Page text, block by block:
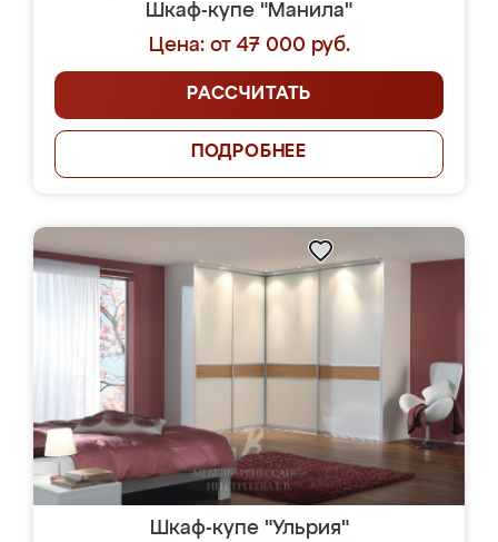
Шкаф-купе "Манила"
Цена: от 47 000 руб.
РАССЧИТАТЬ
ПОДРОБНЕЕ
Шкаф-купе "Ульрия"